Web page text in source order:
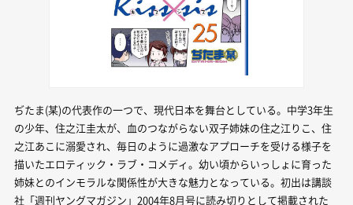
ぢたま(某)の代表作の一つで、現代日本を舞台としている。中学3年生
の少年、住之江圭太が、血のつながらない双子姉妹の住之江りこ、住
之江あこに溺愛され、毎日のように過激なアプローチを受ける様子を
描いたエロティック・ラブ・コメディ。幼い頃からいっしょに育った
姉妹とのインモラルな関係性が大きな魅力となっている。初出は講談
社「週刊ヤングマガジン」2004年8月号に読み切りとして掲載された